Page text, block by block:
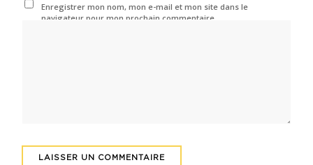
Enregistrer mon nom, mon e-mail et mon site dans le
navigateur pour mon prochain commentaire.